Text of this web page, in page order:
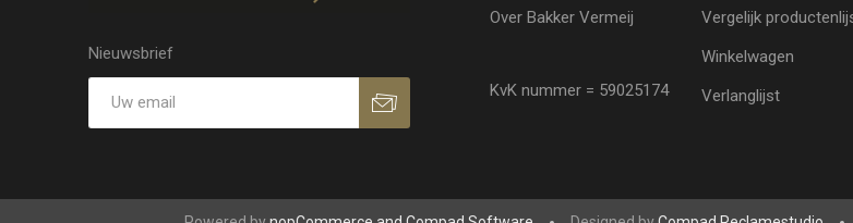
Nieuwsbrief
Over Bakker Vermeij
KvK nummer = 59025174
Vergelijk
Winkelwagen
Verlanglijst